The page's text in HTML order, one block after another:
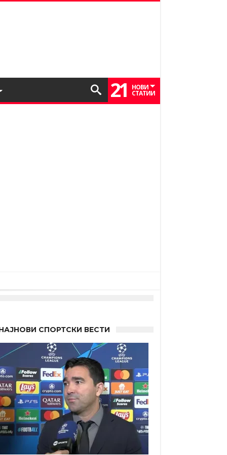
21 НОВИ
СТАТИИ
СПОРТСКИ ВЕСТИ